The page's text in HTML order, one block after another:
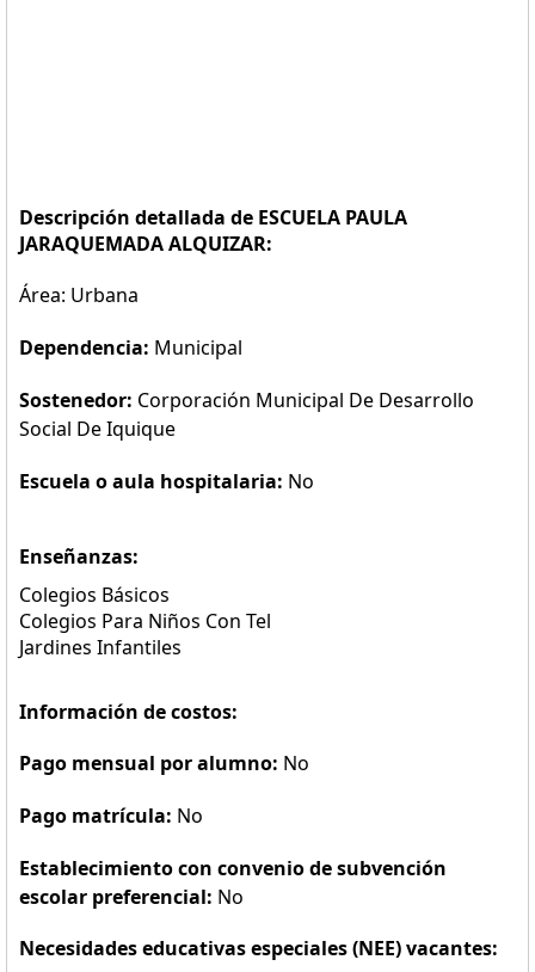
Descripción detallada de ESCUELA PAULA
JARAQUEMADA ALQUIZAR:
Área: Urbana
Dependencia: Municipal
Sostenedor: Corporación Municipal De Desarrollo
Social De Iquique
Escuela o aula hospitalaria: No
Enseñanzas:
Colegios Básicos
Colegios Para Niños Con Tel
Jardines Infantiles
Información de costos:
Pago mensual por alumno: No
Pago matrícula: No
Establecimiento con convenio de subvención
escolar preferencial: No
Necesidades educativas especiales (NEE) vacantes: